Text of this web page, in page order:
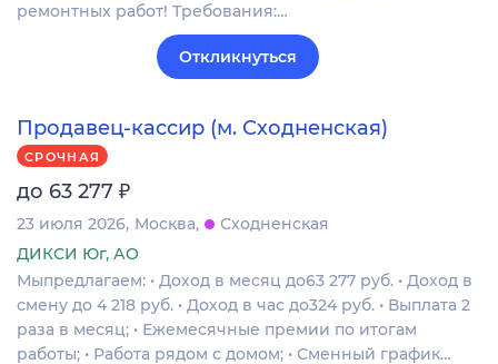
ремонтных работ! Требования:…
Откликнуться
Продавец-кассир (м. Сходненская)
СРОЧНАЯ
до 63 277 ₽
23 июля 2026 Москва
Сходненская
ДИКСИ Юг, АО
Мыпредлагаем: • Доход в месяц до63 277 руб. • Доход в
смену до 4 218 руб. • Доход в час до324 руб. • Выплата 2
раза в месяц; • Ежемесячные премии по итогам
работы; • Работа рядом с домом; • Сменный график…